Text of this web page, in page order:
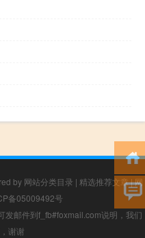
by 网站分类目录 | 精选推荐文章|网
备05009492号
发邮件到f_fb#foxmail.com说明，我们
谢谢